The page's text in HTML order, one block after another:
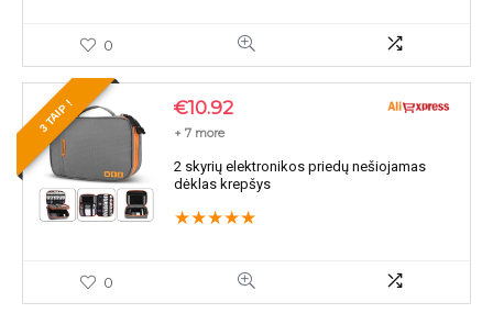
0
3 TAIP ! €10.92
+ 7 more
2 skyrių elektronikos priedų nešiojamas
dėklas krepšys
★★★★★
0